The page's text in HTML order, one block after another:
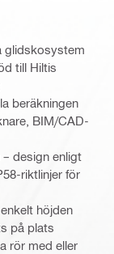
glidskosystem
till Hiltis
beräkningen
BIM/CAD-
design enligt
riktlinjer för
höjden
på plats
rör med eller